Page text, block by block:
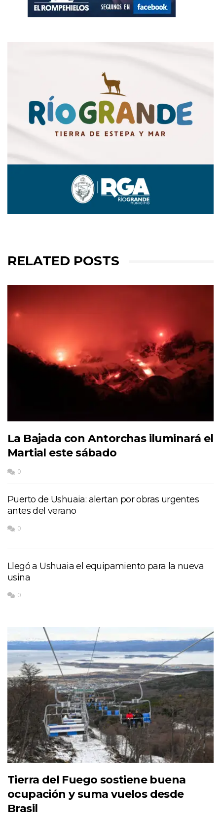
RELATED POSTS
La Bajada con Antorchas iluminará el
Martial este sábado
0
Puerto de Ushuaia: alertan por obras urgentes
antes del verano
0
Llegó a Ushuaia el equipamiento para la nueva
usina
0
Tierra del Fuego sostiene buena
ocupación y suma vuelos desde
Brasil